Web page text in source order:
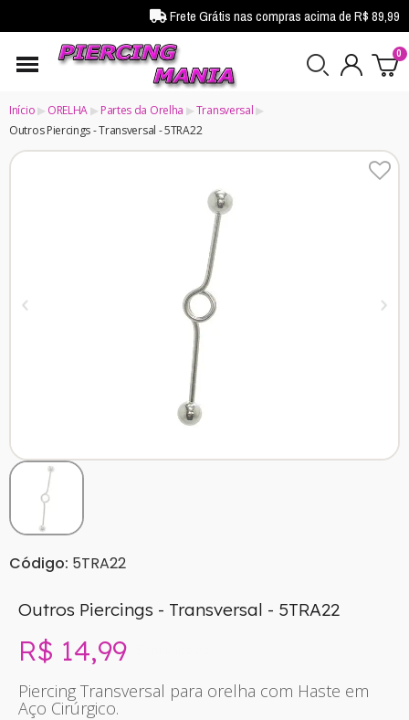
Frete Grátis nas compras acima de R$ 89,99
Início ORELHA Partes da Orelha
Transversal
Outros Piercings - Transversal - 5TRA22
Código: 5TRA22
Outros Piercings - Transversal - 5TRA22
R$ 14,99
Piercing Transversal para orelha com Haste em
Aço Cirúrgico.